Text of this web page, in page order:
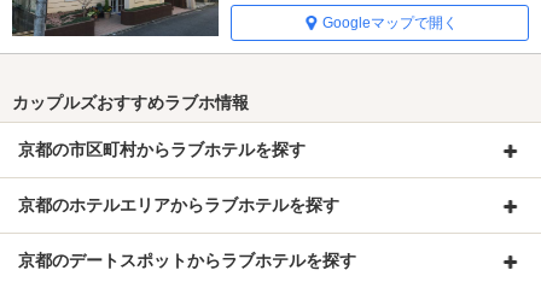
Googleマップで開く
カップルズおすすめラブホ情報
京都の市区町村からラブホテルを探す
京都のホテルエリアからラブホテルを探す
京都のデートスポットからラブホテルを探す